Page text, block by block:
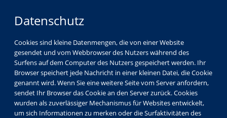
Datenschutz
Cookies sind kleine Datenmengen, die von einer Website
gesendet und vom Webbrowser des Nutzers während des
Surfens auf dem Computer des Nutzers gespeichert werden. Ihr
Browser speichert jede Nachricht in einer kleinen Datei, die Cookie
genannt wird. Wenn Sie eine weitere Seite vom Server anfordern,
sendet Ihr Browser das Cookie an den Server zurück. Cookies
wurden als zuverlässiger Mechanismus für Websites entwickelt,
um sich Informationen zu merken oder die Surfaktivitäten des
LOGIN MENÜ